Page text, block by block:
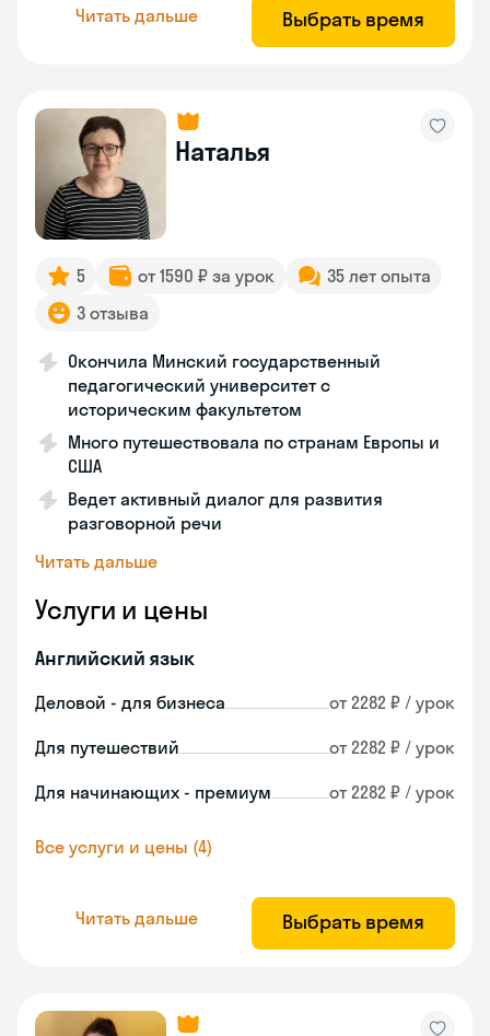
Читать дальше Выбрать время
Наталья
5 от 1590 ₽ за урок
35 лет опыта
3 отзыва
Окончила Минский государственный
педагогический университет с
историческим факультетом
Много путешествовала по странам Европы и
США
Ведет активный диалог для развития
разговорной речи
Читать дальше
Услуги и цены
Английский язык
Деловой - для бизнеса от 2282 ₽ / урок
Для путешествий от 2282 ₽ / урок
Для начинающих - премиум от 2282 ₽ / урок
Все услуги и цены (4)
Читать дальше Выбрать время